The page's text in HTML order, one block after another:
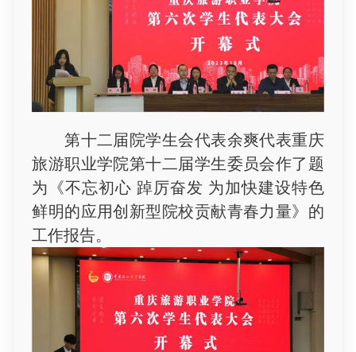
第十二届院学生会代表余爽代表重庆
旅游职业学院第十二届学生委员会作了题
为《不忘初心 踔厉奋发 为加快建设特色
鲜明的应用创新型院校贡献青春力量》的
工作报告。